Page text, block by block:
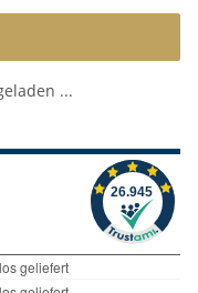
...